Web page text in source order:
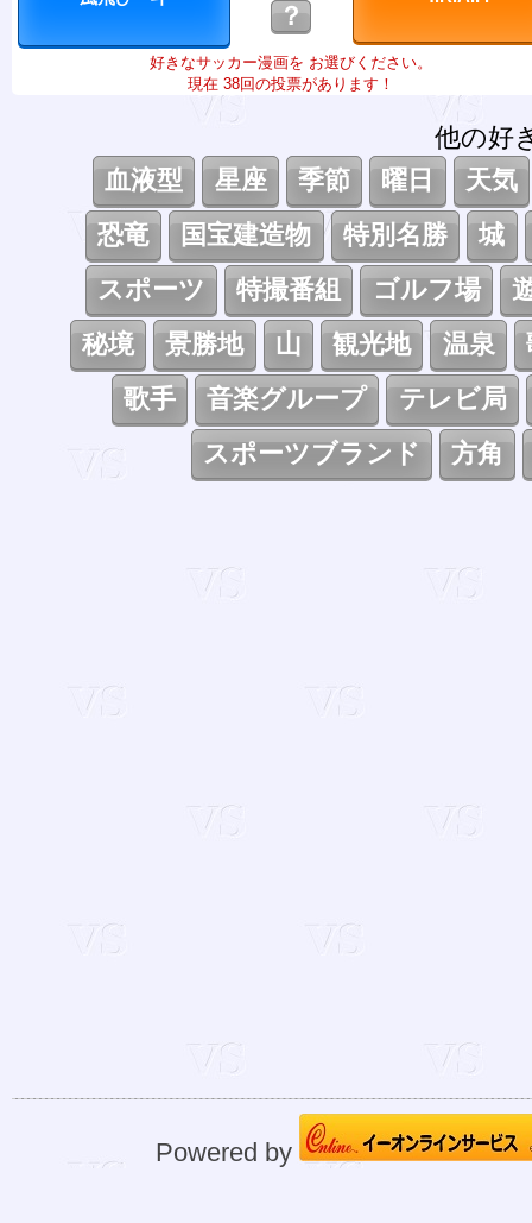
？
好きなサッカー漫画を お選びください。
現在 38回の投票があります！
他の好
血液型
星座 季節 曜日
天気
恐竜
国宝建造物 特別名勝
城
スポーツ
特撮番組 ゴルフ場
秘境
景勝地 山 観光地 温泉
歌手
音楽グループ
テレビ局
スポーツブランド
方角
Powered by